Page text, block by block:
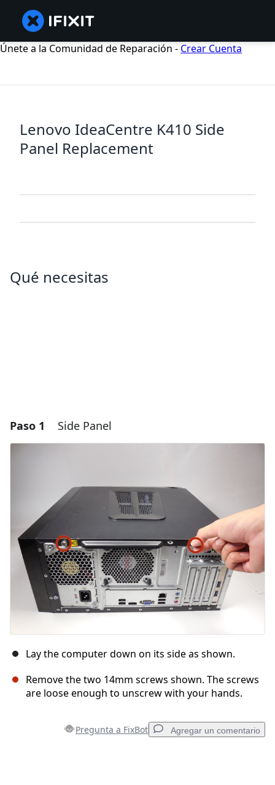
Únete a la Comunidad de Reparación - Crear Cuenta
Lenovo IdeaCentre K410 Side
Panel Replacement
Qué necesitas
Paso 1 Side Panel
Lay the computer down on its side as shown.
Remove the two 14mm screws shown. The screws
are loose enough to unscrew with your hands.
Pregunta a FixBot Agregar un comentario